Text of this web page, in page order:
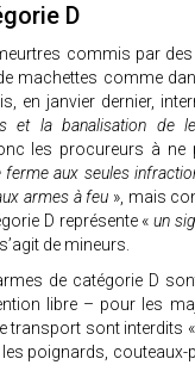
D
commis par
machettes comme
en janvier dernier,
et la banalisation de
les procureurs à
aux seules
armes à feu », mais
D représente «un
de mineurs.
de catégorie D
libre – pour les
transport sont interdits
poignards,